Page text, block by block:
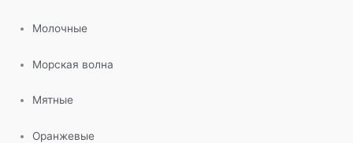
Молочные
Морская волна
Мятные
Оранжевые